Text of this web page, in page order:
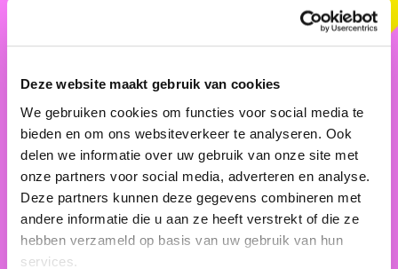
Deze website maakt gebruik van cookies
We gebruiken cookies om functies voor social media te
bieden en om ons websiteverkeer te analyseren. Ook
delen we informatie over uw gebruik van onze site met
onze partners voor social media, adverteren en analyse.
Deze partners kunnen deze gegevens combineren met
andere informatie die u aan ze heeft verstrekt of die ze
hebben verzameld op basis van uw gebruik van hun
services.
U-nite Utrecht
Stadhuis